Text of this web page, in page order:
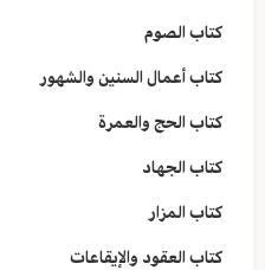
كتاب الصوم
كتاب أعمال السنين والشهور
كتاب الحج والعمرة
كتاب الجهاد
كتاب المزار
كتاب العقود والإيقاعات